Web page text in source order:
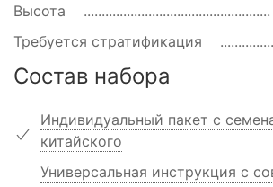
Высота
Требуется стратификация
Состав набора
Индивидуальный пакет с
китайского
Универсальная инструкция с